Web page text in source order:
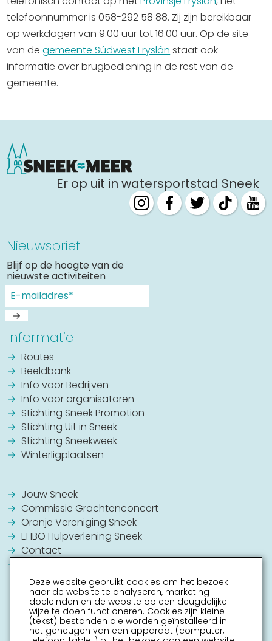
telefoonnummer is 058-292 58 88. Zij zijn bereikbaar
op werkdagen van 9.00 uur tot 16.00 uur. Op de site
van degemeente Súdwest Fryslân staat ook
informatie over brugbediening in de rest van de
gemeente.
Er op uit in watersportstad Sneek
Nieuwsbrief
Blijf op de hoogte van de
nieuwste activiteiten
Informatie
Routes
Beeldbank
Info voor Bedrijven
Info voor organisatoren
Stichting Sneek Promotion
Stichting Uit in Sneek
Stichting Sneekweek
Winterligplaatsen
Jouw Sneek
Commissie Grachtenconcert
Oranje Vereniging Sneek
EHBO Hulpverlening Sneek
Contact
Deze website gebruikt cookies om het bezoek
naar de website te analyseren, marketing
doeleinden en de website op een deugdelijke
wijze te doen functioneren. Cookies zijn kleine
(tekst) bestanden die worden geïnstalleerd in
het geheugen van een apparaat (computer,